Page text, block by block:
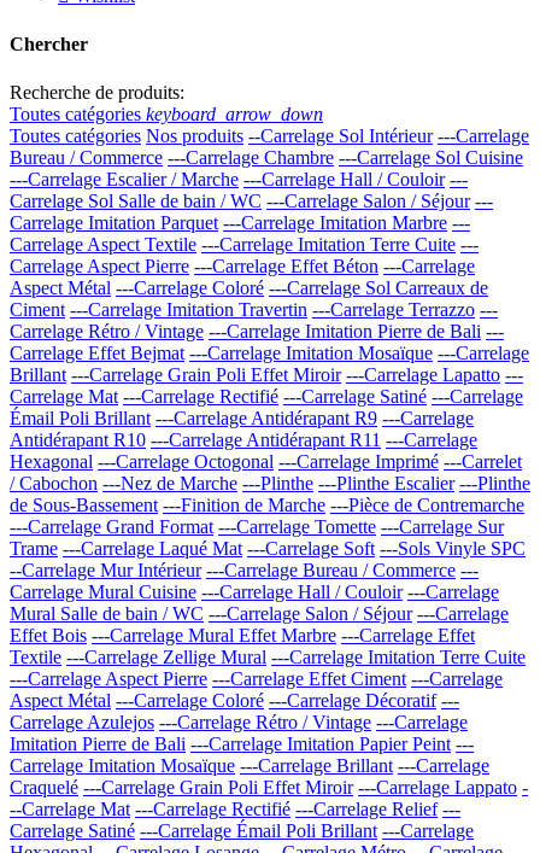
Chercher
Recherche de produits:
Toutes catégories keyboard_arrow_down
Toutes catégories Nos produits --Carrelage Sol Intérieur ---Carrelage
Bureau / Commerce ---Carrelage Chambre ---Carrelage Sol Cuisine
---Carrelage Escalier / Marche ---Carrelage Hall / Couloir ---
Carrelage Sol Salle de bain / WC ---Carrelage Salon / Séjour ---
Carrelage Imitation Parquet ---Carrelage Imitation Marbre ---
Carrelage Aspect Textile ---Carrelage Imitation Terre Cuite ---
Carrelage Aspect Pierre ---Carrelage Effet Béton ---Carrelage
Aspect Métal ---Carrelage Coloré ---Carrelage Sol Carreaux de
Ciment ---Carrelage Imitation Travertin ---Carrelage Terrazzo ---
Carrelage Rétro / Vintage ---Carrelage Imitation Pierre de Bali ---
Carrelage Effet Bejmat ---Carrelage Imitation Mosaïque ---Carrelage
Brillant ---Carrelage Grain Poli Effet Miroir ---Carrelage Lapatto ---
Carrelage Mat ---Carrelage Rectifié ---Carrelage Satiné ---Carrelage
Émail Poli Brillant ---Carrelage Antidérapant R9 ---Carrelage
Antidérapant R10 ---Carrelage Antidérapant R11 ---Carrelage
Hexagonal ---Carrelage Octogonal ---Carrelage Imprimé ---Carrelet
/ Cabochon ---Nez de Marche ---Plinthe ---Plinthe Escalier ---Plinthe
de Sous-Bassement ---Finition de Marche ---Pièce de Contremarche
---Carrelage Grand Format ---Carrelage Tomette ---Carrelage Sur
Trame ---Carrelage Laqué Mat ---Carrelage Soft ---Sols Vinyle SPC
--Carrelage Mur Intérieur ---Carrelage Bureau / Commerce ---
Carrelage Mural Cuisine ---Carrelage Hall / Couloir ---Carrelage
Mural Salle de bain / WC ---Carrelage Salon / Séjour ---Carrelage
Effet Bois ---Carrelage Mural Effet Marbre ---Carrelage Effet
Textile ---Carrelage Zellige Mural ---Carrelage Imitation Terre Cuite
---Carrelage Aspect Pierre ---Carrelage Effet Ciment ---Carrelage
Aspect Métal ---Carrelage Coloré ---Carrelage Décoratif ---
Carrelage Azulejos ---Carrelage Rétro / Vintage ---Carrelage
Imitation Pierre de Bali ---Carrelage Imitation Papier Peint ---
Carrelage Imitation Mosaïque ---Carrelage Brillant ---Carrelage
Craquelé ---Carrelage Grain Poli Effet Miroir ---Carrelage Lappato -
--Carrelage Mat ---Carrelage Rectifié ---Carrelage Relief ---
Carrelage Satiné ---Carrelage Émail Poli Brillant ---Carrelage